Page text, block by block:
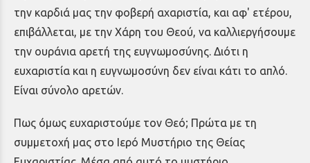
την καρδιά μας την φοβερή αχαριστία, και αφ' ετέρου,
επιβάλλεται, με την Χάρη του Θεού, να καλλιεργήσουμε
την ουράνια αρετή της ευγνωμοσύνης. Διότι η
ευχαριστία και η ευγνωμοσύνη δεν είναι κάτι το απλό.
Είναι σύνολο αρετών.
Πως όμως ευχαριστούμε τον Θεό; Πρώτα με τη
συμμετοχή μας στο Ιερό Μυστήριο της Θείας